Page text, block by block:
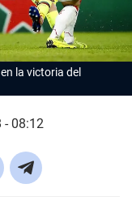
la victoria del
- 08:12